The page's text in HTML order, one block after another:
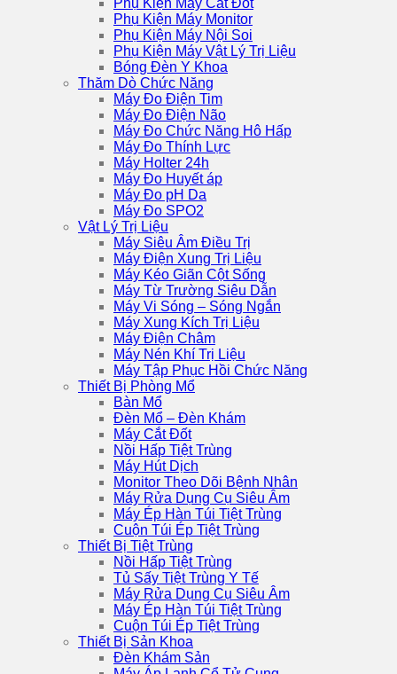
Phụ Kiện Máy Cắt Đốt
Phụ Kiện Máy Monitor
Phụ Kiện Máy Nội Soi
Phụ Kiện Máy Vật Lý Trị Liệu
Bóng Đèn Y Khoa
Thăm Dò Chức Năng
Máy Đo Điện Tim
Máy Đo Điện Não
Máy Đo Chức Năng Hô Hấp
Máy Đo Thính Lực
Máy Holter 24h
Máy Đo Huyết áp
Máy Đo pH Da
Máy Đo SPO2
Vật Lý Trị Liệu
Máy Siêu Âm Điều Trị
Máy Điện Xung Trị Liệu
Máy Kéo Giãn Cột Sống
Máy Từ Trường Siêu Dẫn
Máy Vi Sóng – Sóng Ngắn
Máy Xung Kích Trị Liệu
Máy Điện Châm
Máy Nén Khí Trị Liệu
Máy Tập Phục Hồi Chức Năng
Thiết Bị Phòng Mổ
Bàn Mổ
Đèn Mổ – Đèn Khám
Máy Cắt Đốt
Nồi Hấp Tiệt Trùng
Máy Hút Dịch
Monitor Theo Dõi Bệnh Nhân
Máy Rửa Dụng Cụ Siêu Âm
Máy Ép Hàn Túi Tiệt Trùng
Cuộn Túi Ép Tiệt Trùng
Thiết Bị Tiệt Trùng
Nồi Hấp Tiệt Trùng
Tủ Sấy Tiệt Trùng Y Tế
Máy Rửa Dụng Cụ Siêu Âm
Máy Ép Hàn Túi Tiệt Trùng
Cuộn Túi Ép Tiệt Trùng
Thiết Bị Sản Khoa
Đèn Khám Sản